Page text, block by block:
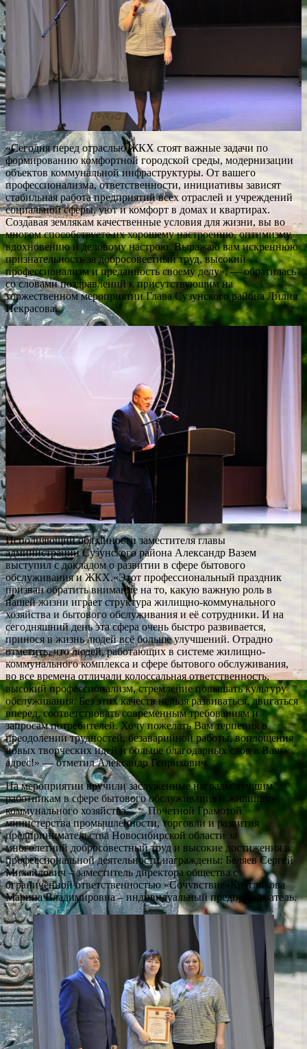
«Сегодня перед отраслью ЖКХ стоят важные задачи по
формированию комфортной городской среды, модернизации
объектов коммунальной инфраструктуры. От вашего
профессионализма, ответственности, инициативы зависят
стабильная работа предприятий всех отраслей и учреждений
социальной сферы, уют и комфорт в домах и квартирах.
Создавая землякам качественные условия для жизни, вы во
многом способствуете их хорошему настроению, оптимизму,
вдохновению и деловому настрою. Выражаю вам искреннюю
признательность за добросовестный труд, высокий
профессионализм и преданность своему делу», — обратилась
со словами поздравлений к присутствующим на
торжественном мероприятии Глава Сузунского района Лилия
Некрасова.
Исполняющий обязанности заместителя главы
администрации Сузунского района Александр Вазем
выступил с докладом о развитии в сфере бытового
обслуживания и ЖКХ.«Этот профессиональный праздник
призван обратить внимание на то, какую важную роль в
нашей жизни играет структура жилищно-коммунального
хозяйства и бытового обслуживания и её сотрудники. И на
сегодняшний день эта сфера очень быстро развивается,
принося в жизнь людей всё больше улучшений. Отрадно
отметить, что людей, работающих в системе жилищно-
коммунального комплекса и сфере бытового обслуживания,
во все времена отличали колоссальная ответственность,
высокий профессионализм, стремление повышать культуру
обслуживания. Без этих качеств нельзя развиваться, двигаться
вперед, соответствовать современным требованиям и
запросам потребителей. Хочу пожелать Вам терпения в
преодолении трудностей, безаварийной работы, воплощения
новых творческих идей и больше благодарных слов в Ваш
адрес!» — отметил Александр Генрихович.
На мероприятии вручили заслуженные награды лучшим
работникам в сфере бытового обслуживания и жилищно-
коммунального хозяйства. Почетной Грамотой
министерства промышленности, торговли и развития
предпринимательства Новосибирской области за
многолетний добросовестный труд и высокие достижения в
профессиональной деятельности награждены: Беляев Сергей
Михайлович – заместитель директора общества с
ограниченной ответственностью «Сочувствие»Кругликова
Марина Владимировна – индивидуальный предприниматель.